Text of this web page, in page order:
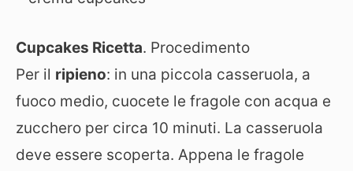
Cupcakes Ricetta. Procedimento
Per il ripieno: in una piccola casseruola, a
fuoco medio, cuocete le fragole con acqua e
zucchero per circa 10 minuti. La casseruola
deve essere scoperta. Appena le fragole